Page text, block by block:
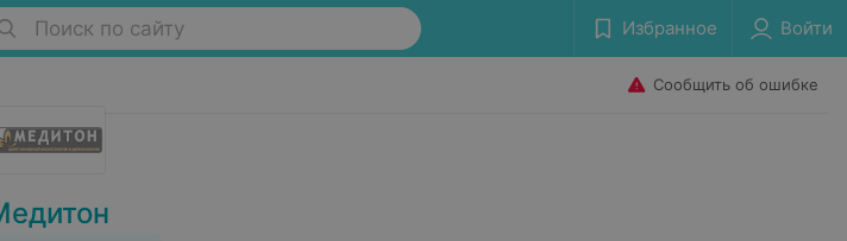
Поиск по сайту Избранное Войти
Сообщить об ошибке